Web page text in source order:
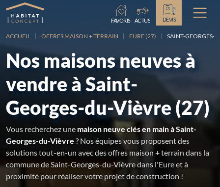
Chargement...
FAVORIS
ACTUS DEVIS
ACCUEIL OFFRES MAISON + TERRAIN EURE (27) SAINT-GEORGES-
Nos maisons neuves à
vendre à Saint-
Georges-du-Vièvre (27)
Vous recherchez une maison neuve clés en main à Saint-
Georges-du-Vièvre ? Nos équipes vous proposent des
solutions tout-en-un avec des offres maison + terrain dans la
commune de Saint-Georges-du-Vièvre dans l'Eure et à
proximité pour réaliser votre projet de construction !